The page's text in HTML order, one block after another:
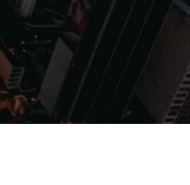
Música Gênero